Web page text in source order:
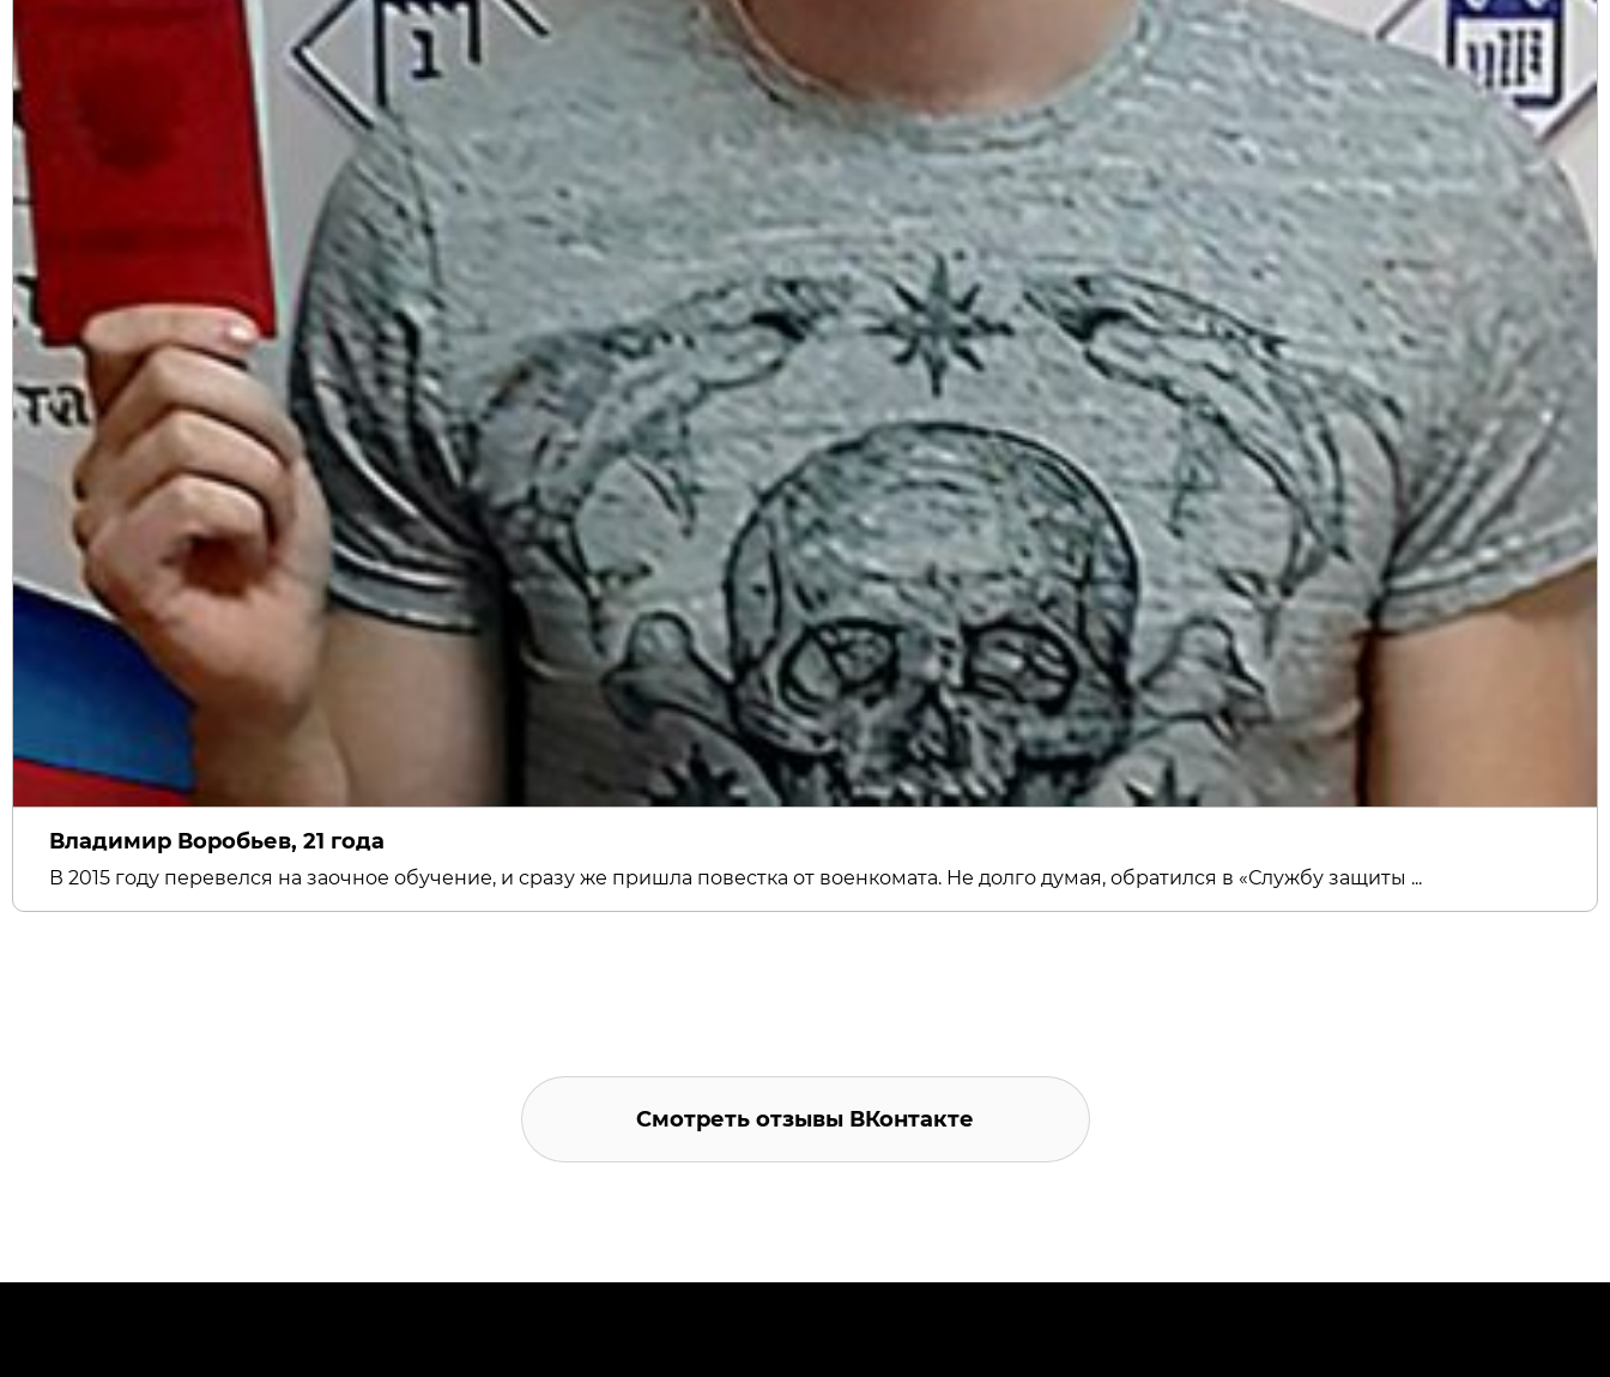
Владимир Воробьев, 21 года
В 2015 году перевелся на заочное обучение, и сразу же пришла повестка от военкомата. Не долго думая, обратился в «Службу защиты ...
Смотреть отзывы ВКонтакте